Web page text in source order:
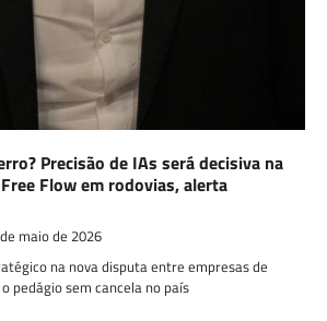
Precisão de IAs será decisiva na
Flow em rodovias, alerta
maio de 2026
na nova disputa entre empresas de
pedágio sem cancela no país